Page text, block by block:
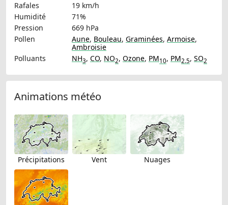
Rafales
19 km/h
Humidité
71%
Pression
669 hPa
Pollen
Aune, Bouleau, Graminées, Armoise,
Ambroisie
Polluants
NH3, CO, NO2, Ozone, PM10, PM2.5, SO2
Animations météo
Précipitations Vent Nuages